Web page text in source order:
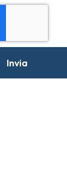
Invia